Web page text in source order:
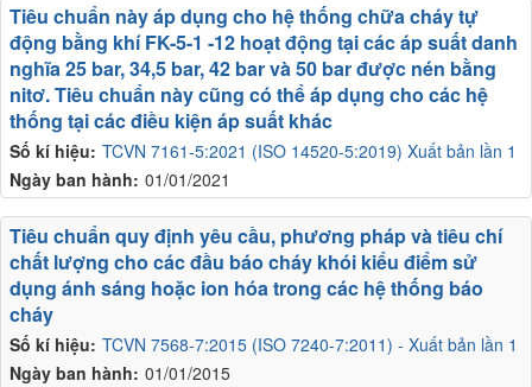
Số kí hiệu: TCVN 7161-5:2021 (ISO 14520-5:2019) Xuất bản lần 1
Ngày ban hành: 01/01/2021
Tiêu chuẩn này áp dụng cho hệ thống chữa cháy tự
động bằng khí FK-5-1 -12 hoạt động tại các áp suất danh
nghĩa 25 bar, 34,5 bar, 42 bar và 50 bar được nén bằng
nitơ. Tiêu chuẩn này cũng có thể áp dụng cho các hệ
thống tại các điều kiện áp suất khác
Số kí hiệu: TCVN 7568-7:2015 (ISO 7240-7:2011) - Xuất bản lần 1
Ngày ban hành: 01/01/2015
Tiêu chuẩn quy định yêu cầu, phương pháp và tiêu chí
chất lượng cho các đầu báo cháy khói kiểu điểm sử
dụng ánh sáng hoặc ion hóa trong các hệ thống báo
cháy